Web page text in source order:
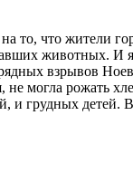
то, что жители
животных. И
взрывов
могла рожать
и грудных детей.